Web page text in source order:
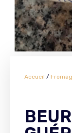
Accueil /